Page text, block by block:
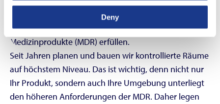
Deny
davon, welches Medizinprodukt Sie herstellen –
Kuijpers sorgt dafür, dass Sie die Verordnung für
Medizinprodukte (MDR) erfüllen.
Seit Jahren planen und bauen wir kontrollierte Räume
auf höchstem Niveau. Das ist wichtig, denn nicht nur
Ihr Produkt, sondern auch Ihre Umgebung unterliegt
den höheren Anforderungen der MDR. Daher legen